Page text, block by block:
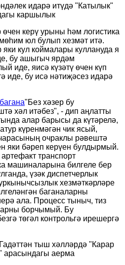
идарә итүдә "Катылык"
каршылык
керү урыны һәм логистика
юл булып хезмәт итә.
яки кул коймалары куллануда я
бу ашыгыч ярдәм
иде, яисә күзәтү өчен күп
иде, бу исә нәтиҗәсез идарә
"Без хәзер бу
хәл итәбез", - дип аңлатты
алар барысы да күтәрелә,
күренмәгән чик ясый,
очраклы рәвештә
яки бәреп керүен булдырмый.
транспорт
машиналарына билгеле бер
үзәк диспетчерлык
хезмәткәрләре
баганаларны
ала. Процесс тыныч, тиз
борчымый. Бу
төгәл контрольгә ирешергә
тыш хәлләрдә "Карар
арасындагы аерма